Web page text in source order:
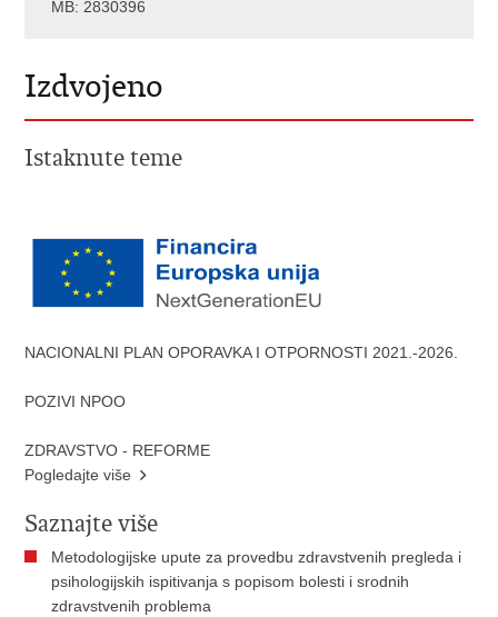
MB: 2830396
Izdvojeno
Istaknute teme
NACIONALNI PLAN OPORAVKA I OTPORNOSTI 2021.-2026.
POZIVI NPOO
ZDRAVSTVO - REFORME
Pogledajte više
Saznajte više
Metodologijske upute za provedbu zdravstvenih pregleda i
psihologijskih ispitivanja s popisom bolesti i srodnih
zdravstvenih problema